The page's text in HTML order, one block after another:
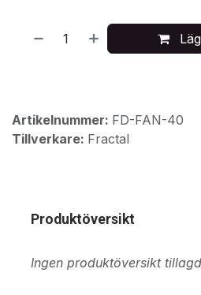
Artikelnummer: FD-FAN-40
Tillverkare: Fractal
Produktöversikt
Ingen produktöversikt